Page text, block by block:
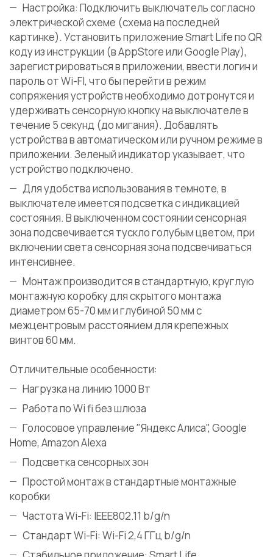
Настройка: Подключить выключатель согласно
электрической схеме (схема на последней
картинке). Установить приложение Smart Life по QR
коду из инструкции (в AppStore или Google Play),
зарегистрироваться в приложении, ввести логин и
пароль от Wi-FI, что бы перейти в режим
сопряжения устройств необходимо дотронутся и
удерживать сенсорную кнопку на выключателе в
течение 5 секунд (до мигания). Добавлять
устройства в автоматическом или ручном режиме в
приложении. Зеленый индикатор указывает, что
устройство подключено.
Для удобства использования в темноте, в
выключателе имеется подсветка с индикацией
состояния. В выключенном состоянии сенсорная
зона подсвечивается тускло голубым цветом, при
включении света сенсорная зона подсвечиваться
интенсивнее.
Монтаж производится в стандартную, круглую
монтажную коробку для скрытого монтажа
диаметром 65-70 мм и глубиной 50 мм с
межцентровым расстоянием для крепежных
винтов 60 мм.
Отличительные особенности:
Нагрузка на линию 1000 Вт
Работа по Wi fi без шлюза
Голосовое управление "Яндекс Алиса", Google
Home, Amazon Alexa
Подсветка сенсорных зон
Простой монтаж в стандартные монтажные
коробки
Частота Wi-Fi: IEEE802.11 b/g/n
Стандарт Wi-Fi: Wi-Fi 2,4 ГГц b/g/n